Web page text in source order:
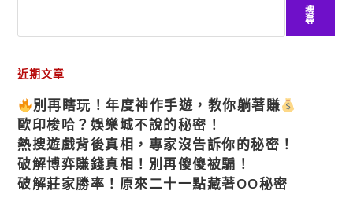
搜
尋
近期文章
別再瞎玩！年度神作手遊，教你躺著賺
歐印梭哈？娛樂城不說的秘密！
熱搜遊戲背後真相，專家沒告訴你的秘密！
破解博弈賺錢真相！別再傻傻被騙！
破解莊家勝率！原來二十一點藏著OO秘密